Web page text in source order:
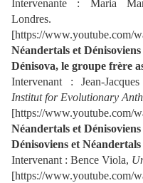
Intervenante : Maria
Londres.
[https://www.youtube.com/
Néandertals et Dénisoviens
Dénisova, le groupe frère
Intervenant : Jean-
Institut for Evolutionary
[https://
Néandertals et Dénisoviens
Dénisoviens et
Intervenant : Bence Viola,
[https://www.youtube.com/